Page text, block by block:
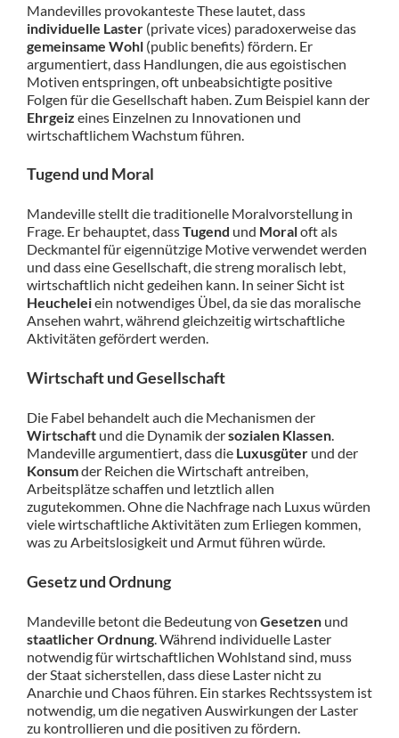
Mandevilles provokanteste These lautet, dass
individuelle Laster(private vices) paradoxerweise das
gemeinsame Wohl(public benefits) fördern. Er
argumentiert, dass Handlungen, die aus egoistischen
Motiven entspringen, oft unbeabsichtigte positive
Folgen für die Gesellschaft haben. Zum Beispiel kann der
Ehrgeiz eines Einzelnen zu Innovationen und
wirtschaftlichem Wachstum führen.
Tugend und Moral
Mandeville stellt die traditionelle Moralvorstellung in
Frage. Er behauptet, dassTugend und Moraloft als
Deckmantel für eigennützige Motive verwendet werden
und dass eine Gesellschaft, die streng moralisch lebt,
wirtschaftlich nicht gedeihen kann. In seiner Sicht ist
Heucheleiein notwendiges Übel, da sie das moralische
Ansehen wahrt, während gleichzeitig wirtschaftliche
Aktivitäten gefördert werden.
Wirtschaft und Gesellschaft
Die Fabel behandelt auch die Mechanismen der
Wirtschaftund die Dynamik dersozialen Klassen.
Mandeville argumentiert, dass die Luxusgüterund der
Konsumder Reichen die Wirtschaft antreiben,
Arbeitsplätze schaffen und letztlich allen
zugutekommen. Ohne die Nachfrage nach Luxus würden
viele wirtschaftliche Aktivitäten zum Erliegen kommen,
was zu Arbeitslosigkeit und Armut führen würde.
Gesetz und Ordnung
Mandeville betont die Bedeutung von Gesetzenund
staatlicher Ordnung. Während individuelle Laster
notwendig für wirtschaftlichen Wohlstand sind, muss
der Staat sicherstellen, dass diese Laster nicht zu
Anarchie und Chaos führen. Ein starkes Rechtssystem ist
notwendig, um die negativen Auswirkungen der Laster
zu kontrollieren und die positiven zu fördern.